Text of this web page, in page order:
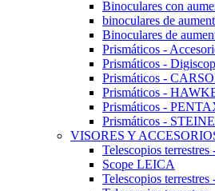
Binoculares con
binoculares de
Binoculares de
Prismáticos -
Prismáticos -
Prismáticos -
Prismáticos -
Prismáticos -
Prismáticos -
VISORES Y
Telescopios
Scope LEICA
Telescopios